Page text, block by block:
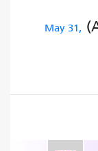
May 31,